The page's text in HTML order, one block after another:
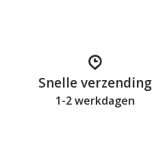
Snelle verzending
1-2 werkdagen